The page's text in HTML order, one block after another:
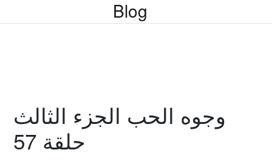
Blog
وجوه الحب الجزء الثالث
حلقة 57